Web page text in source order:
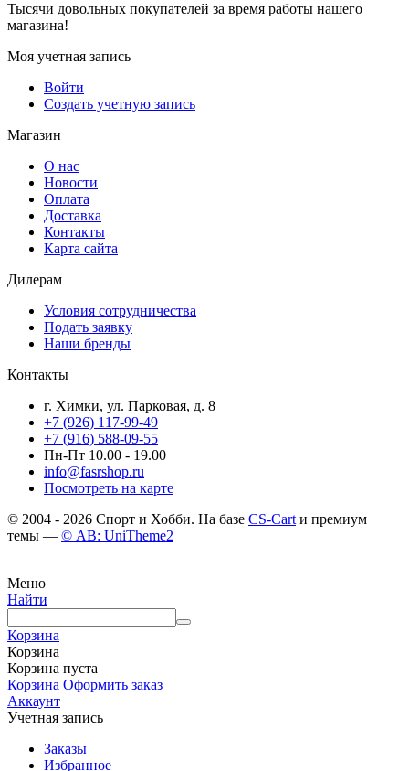
Тысячи довольных покупателей за время работы нашего
магазина!
Моя учетная запись
Войти
Создать учетную запись
Магазин
О нас
Новости
Оплата
Доставка
Контакты
Карта сайта
Дилерам
Условия сотрудничества
Подать заявку
Наши бренды
Контакты
г. Химки, ул. Парковая, д. 8
+7 (926) 117-99-49
+7 (916) 588-09-55
Пн-Пт 10.00 - 19.00
info@fasrshop.ru
Посмотреть на карте
© 2004 - 2026 Спорт и Хобби. На базе CS-Cart и премиум
темы — © AB: UniTheme2
Меню
Найти
Корзина
Корзина
Корзина пуста
Корзина Оформить заказ
Аккаунт
Учетная запись
Заказы
Избранное